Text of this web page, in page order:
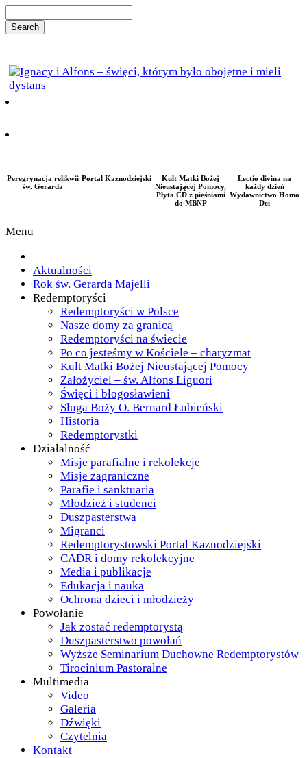
Lectio divina na
każdy dzień
Wydawnictwo Homo
Dei
Kult Matki Bożej
Nieustającej Pomocy,
Płyta CD z pieśniami
do MBNP
Portal Kaznodziejski
Peregrynacja relikwii
św. Gerarda
Menu
Aktualności
Rok św. Gerarda Majelli
Redemptoryści
Redemptoryści w Polsce
Nasze domy za granicą
Redemptoryści na świecie
Po co jesteśmy w Kościele – charyzmat
Kult Matki Bożej Nieustającej Pomocy
Założyciel – św. Alfons Liguori
Święci i błogosławieni
Sługa Boży O. Bernard Łubieński
Historia
Redemptorystki
Działalność
Misje parafialne i rekolekcje
Misje zagraniczne
Parafie i sanktuaria
Młodzież i studenci
Duszpasterstwa
Migranci
Redemptorystowski Portal Kaznodziejski
CADR i domy rekolekcyjne
Media i publikacje
Edukacja i nauka
Ochrona dzieci i młodzieży
Powołanie
Jak zostać redemptorystą
Duszpasterstwo powołań
Wyższe Seminarium Duchowne Redemptorystów
Tirocinium Pastoralne
Multimedia
Video
Galeria
Dźwięki
Czytelnia
Kontakt